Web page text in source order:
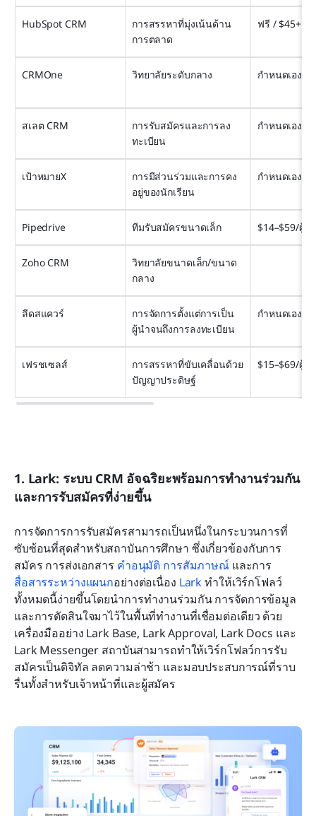
HubSpot CRM
การสรรหาที่มุ่งเน้นด้าน
การตลาด
ฟรี / $45+
CRMOne วิทยาลัยระดับกลาง กำหนดเอง
สเลต CRM
การรับสมัครและการลง
ทะเบียน
กำหนดเอง
เป้าหมายX
การมีส่วนร่วมและการคง
อยู่ของนักเรียน
กำหนดเอง
Pipedrive ทีมรับสมัครขนาดเล็ก $14–$59/ผู้ใ
Zoho CRM
วิทยาลัยขนาดเล็ก/ขนาด
กลาง
ลีดสแควร์
การจัดการตั้งแต่การเป็น
ผู้นำจนถึงการลงทะเบียน
กำหนดเอง
เฟรชเซลส์
การสรรหาที่ขับเคลื่อนด้วย
ปัญญาประดิษฐ์
$15–$69/ผู้ใ
1. Lark: ระบบ CRM อัจฉริยะพร้อมการทำงานร่วมกัน
และการรับสมัครที่ง่ายขึ้น
การจัดการการรับสมัครสามารถเป็นหนึ่งในกระบวนการที่
ซับซ้อนที่สุดสำหรับสถาบันการศึกษา ซึ่งเกี่ยวข้องกับการ
สมัคร การส่งเอกสาร คำอนุมัติ การสัมภาษณ์ และการ
สื่อสารระหว่างแผนกอย่างต่อเนื่อง Lark ทำให้เวิร์กโฟลว์
ทั้งหมดนี้ง่ายขึ้นโดยนำการทำงานร่วมกัน การจัดการข้อมูล
และการตัดสินใจมาไว้ในพื้นที่ทำงานที่เชื่อมต่อเดียว ด้วย
เครื่องมืออย่าง Lark Base, Lark Approval, Lark Docs และ
Lark Messenger สถาบันสามารถทำให้เวิร์กโฟลว์การรับ
สมัครเป็นดิจิทัล ลดความล่าช้า และมอบประสบการณ์ที่ราบ
รื่นทั้งสำหรับเจ้าหน้าที่และผู้สมัคร